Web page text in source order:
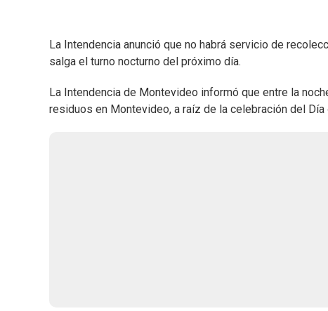
La Intendencia anunció que no habrá servicio de
salga el turno nocturno del próximo día.
La Intendencia de Montevideo informó que entre la
residuos en Montevideo, a raíz de la celebración del